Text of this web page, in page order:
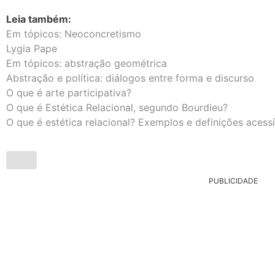
Leia também:
Em tópicos: Neoconcretismo
Lygia Pape
Em tópicos: abstração geométrica
Abstração e política: diálogos entre forma e discurso
O que é arte participativa?
O que é Estética Relacional, segundo Bourdieu?
O que é estética relacional? Exemplos e definições
PUBLICIDADE